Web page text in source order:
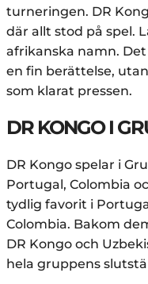
turneringen. DR
där allt stod på spel.
afrikanska namn.
en fin berättelse,
som klarat pressen.
DR KONGO I
DR Kongo spelar i
Portugal, Colombia
tydlig favorit i
Colombia. Bakom
DR Kongo och
hela gruppens